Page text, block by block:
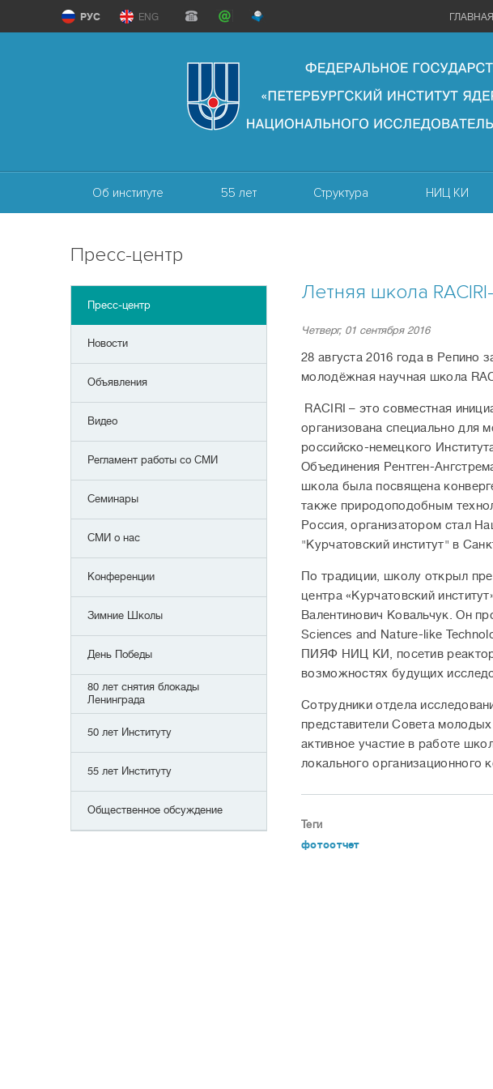
ГЛАВНАЯ
РУС ENG
Об институте 55 лет Структура НИЦ КИ
Пресс-центр
Пресс-центр
Новости
Объявления
Видео
Регламент работы со СМИ
Семинары
СМИ о нас
Конференции
Зимние Школы
День Победы
80 лет снятия блокады
Ленинграда
50 лет Институту
55 лет Институту
Общественное обсуждение
Летняя школа
Четверг, 01 сентября 2016
28 августа 2016 года в
молодёжная научная школа
RACIRI – это совместная
организована специально для
российско-немецкого
Объединения Рентген-
школа была посвящена
также природоподобным
Россия, организатором стал
"Курчатовский институт" в
По традиции, школу открыл
центра «Курчатовский
Валентинович Ковальчук. Он
Sciences and Nature-like
ПИЯФ НИЦ КИ, посетив
возможностях будущих
Сотрудники отдела
представители Совета
активное участие в работе
локального организационного
Теги
фотоотчет